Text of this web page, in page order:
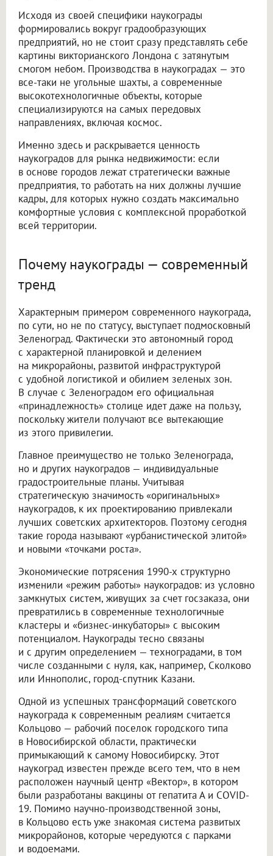
Исходя из своей специфики наукограды
формировались вокруг градообразующих
предприятий, но не стоит сразу представлять себе
картины викторианского Лондона с затянутым
смогом небом. Производства в наукоградах — это
все-таки не угольные шахты, а современные
высокотехнологичные объекты, которые
специализируются на самых передовых
направлениях, включая космос.
Именно здесь и раскрывается ценность
наукоградов для рынка недвижимости: если
в основе городов лежат стратегически важные
предприятия, то работать на них должны лучшие
кадры, для которых нужно создать максимально
комфортные условия с комплексной проработкой
всей территории.
Почему наукограды — современный
тренд
Характерным примером современного наукограда,
по сути, но не по статусу, выступает подмосковный
Зеленоград. Фактически это автономный город
с характерной планировкой и делением
на микрорайоны, развитой инфраструктурой
с удобной логистикой и обилием зеленых зон.
В случае с Зеленоградом его официальная
«принадлежность» столице идет даже на пользу,
поскольку жители получают все вытекающие
из этого привилегии.
Главное преимущество не только Зеленограда,
но и других наукоградов — индивидуальные
градостроительные планы. Учитывая
стратегическую значимость «оригинальных»
наукоградов, к их проектированию привлекали
лучших советских архитекторов. Поэтому сегодня
такие города называют «урбанистической элитой»
и новыми «точками роста».
Экономические потрясения 1990-х структурно
изменили «режим работы» наукоградов: из условно
замкнутых систем, живущих за счет госзаказа, они
превратились в современные технологичные
кластеры и «бизнес-инкубаторы» с высоким
потенциалом. Наукограды тесно связаны
и с другим определением — техноградами, в том
числе созданными с нуля, как, например, Сколково
или Иннополис, город-спутник Казани.
Одной из успешных трансформаций советского
наукограда к современным реалиям считается
Кольцово — рабочий поселок городского типа
в Новосибирской области, практически
примыкающий к самому Новосибирску. Этот
наукоград известен прежде всего тем, что в нем
расположен научный центр «Вектор», в котором
были разработаны вакцины от гепатита А и COVID-
19. Помимо научно-производственной зоны,
в Кольцово есть уже знакомая система развитых
микрорайонов, которые чередуются с парками
и водоемами.